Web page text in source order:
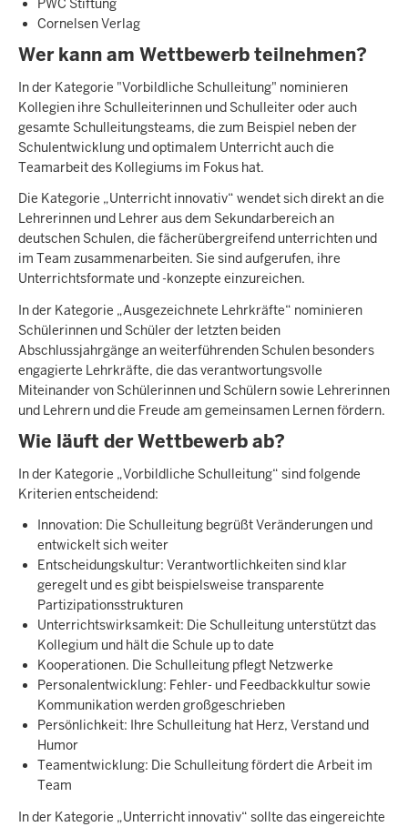
PWC Stiftung
Cornelsen Verlag
Wer kann am Wettbewerb teilnehmen?
In der Kategorie "Vorbildliche Schulleitung" nominieren
Kollegien ihre Schulleiterinnen und Schulleiter oder auch
gesamte Schulleitungsteams, die zum Beispiel neben der
Schulentwicklung und optimalem Unterricht auch die
Teamarbeit des Kollegiums im Fokus hat.
Die Kategorie „Unterricht innovativ“ wendet sich direkt an die
Lehrerinnen und Lehrer aus dem Sekundarbereich an
deutschen Schulen, die fächerübergreifend unterrichten und
im Team zusammenarbeiten. Sie sind aufgerufen, ihre
Unterrichtsformate und -konzepte einzureichen.
In der Kategorie „Ausgezeichnete Lehrkräfte“ nominieren
Schülerinnen und Schüler der letzten beiden
Abschlussjahrgänge an weiterführenden Schulen besonders
engagierte Lehrkräfte, die das verantwortungsvolle
Miteinander von Schülerinnen und Schülern sowie Lehrerinnen
und Lehrern und die Freude am gemeinsamen Lernen fördern.
Wie läuft der Wettbewerb ab?
In der Kategorie „Vorbildliche Schulleitung“ sind folgende
Kriterien entscheidend:
Innovation: Die Schulleitung begrüßt Veränderungen und
entwickelt sich weiter
Entscheidungskultur: Verantwortlichkeiten sind klar
geregelt und es gibt beispielsweise transparente
Partizipationsstrukturen
Unterrichtswirksamkeit: Die Schulleitung unterstützt das
Kollegium und hält die Schule up to date
Kooperationen. Die Schulleitung pflegt Netzwerke
Personalentwicklung: Fehler- und Feedbackkultur sowie
Kommunikation werden großgeschrieben
Persönlichkeit: Ihre Schulleitung hat Herz, Verstand und
Humor
Teamentwicklung: Die Schulleitung fördert die Arbeit im
Team
In der Kategorie „Unterricht innovativ“ sollte das eingereichte